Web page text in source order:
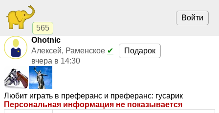
565
Войти
Ohotnic
Алексей, Раменское ✔
вчера в 14:30
Подарок
Любит играть в преферанс и преферанс: гусарик
Персональная информация не показывается